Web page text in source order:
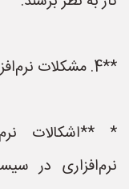
**4. مشکلات نرم‌افزاری:**
* **اشکالات
نرم‌افزاری در